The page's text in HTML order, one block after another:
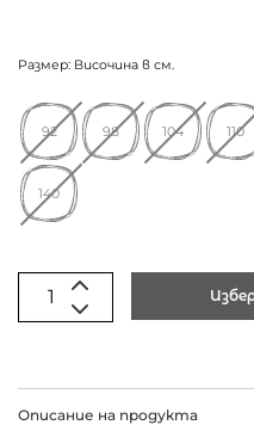
Размер: Височина в см.
92 98 104 110
140
Описание на продукта